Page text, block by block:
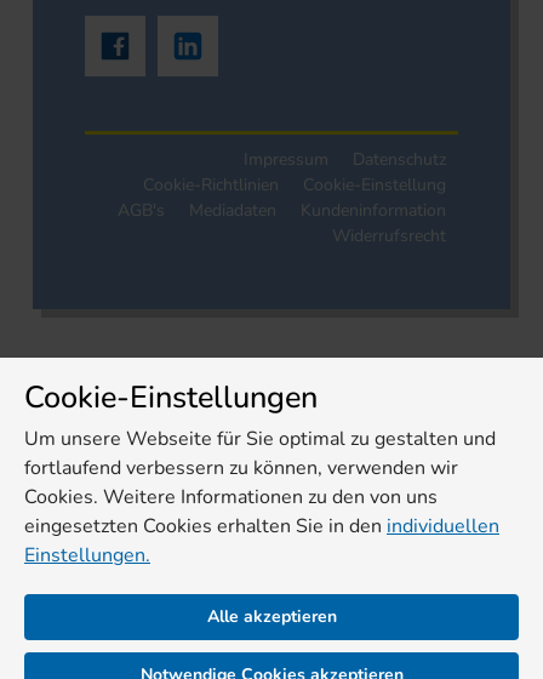
Impressum
Datenschutz
Cookie-Richtlinien
Cookie-Einstellung
AGB's
Mediadaten
Kundeninformation
Widerrufsrecht
Cookie-Einstellungen
Um unsere Webseite für Sie optimal zu gestalten und
fortlaufend verbessern zu können, verwenden wir
Cookies. Weitere Informationen zu den von uns
eingesetzten Cookies erhalten Sie in den individuellen
Einstellungen.
Alle akzeptieren